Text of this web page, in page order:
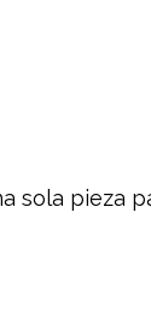
sola pieza